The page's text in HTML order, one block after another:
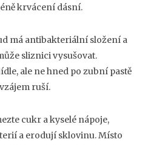
krvácení dásní.
má antibakteriální složení a
sliznici vysušovat.
ale ne hned po zubní pastě
ruší.
cukr a kyselé nápoje,
a erodují sklovinu. Místo